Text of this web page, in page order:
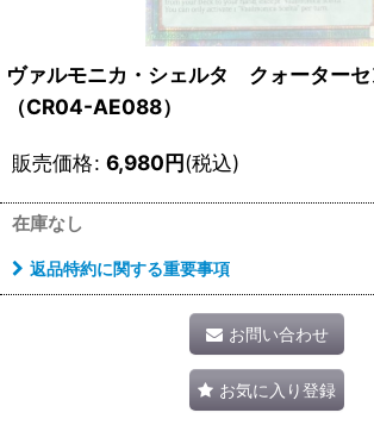
ヴァルモニカ・シェルタ クォーター
（CR04-AE088）
販売価格: 6,980円(税込)
在庫なし
返品特約に関する重要事項
お問い合わせ
お気に入り登録